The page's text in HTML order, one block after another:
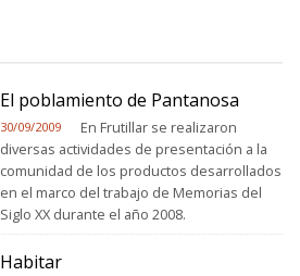
El poblamiento de Pantanosa
30/09/2009
En Frutillar se realizaron
diversas actividades de presentación a la
comunidad de los productos desarrollados
en el marco del trabajo de Memorias del
Siglo XX durante el año 2008.
Habitar